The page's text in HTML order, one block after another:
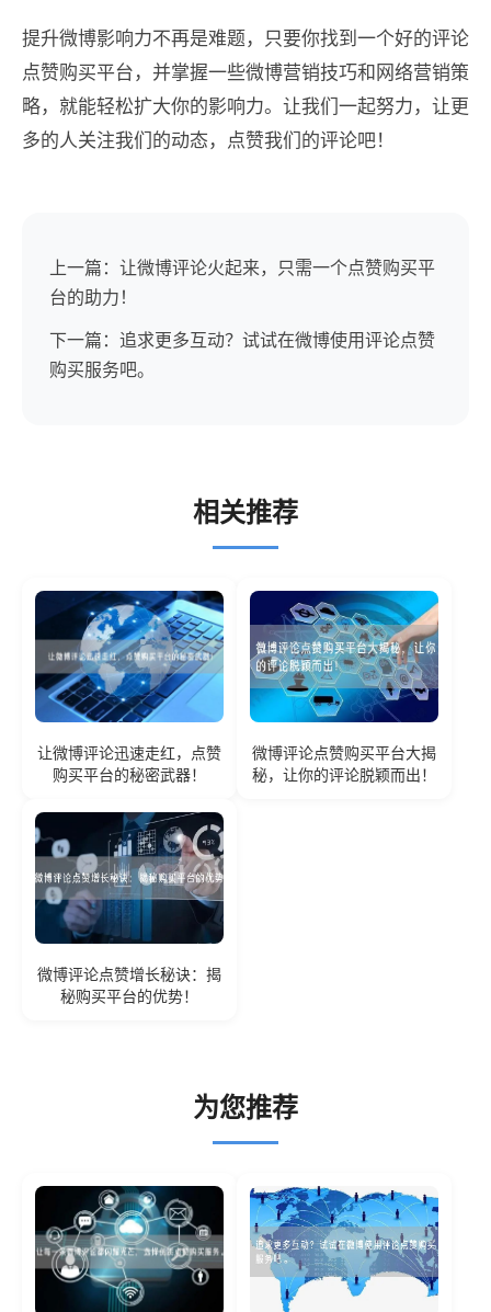
提升微博影响力不再是难题，只要你找到一个好的评论
点赞购买平台，并掌握一些微博营销技巧和网络营销策
略，就能轻松扩大你的影响力。让我们一起努力，让更
多的人关注我们的动态，点赞我们的评论吧！
上一篇：让微博评论火起来，只需一个点赞购买平
台的助力！
下一篇：追求更多互动？试试在微博使用评论点赞
购买服务吧。
相关推荐
让微博评论迅速走红，点赞
购买平台的秘密武器！
微博评论点赞购买平台大揭
秘，让你的评论脱颖而出！
微博评论点赞增长秘诀：揭
秘购买平台的优势！
为您推荐